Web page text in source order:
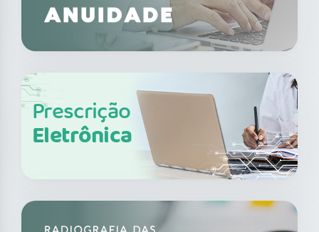
Prescrição
Eletrônica